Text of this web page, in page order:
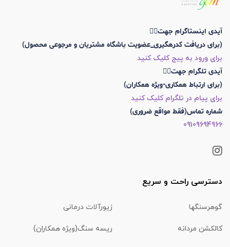
آیدی اینستاگرام جهت👇🏼
(برای دریافت کدرهگیری_عضویت باشگاه مشتریان و مرجوعی محصول)
برای ورود به پیج کلیک کنید
آیدی تلگرام جهت👇🏼
(برای ارتباط همکاری-ویژه همکاران)
برای پیام در تلگرام کلیک کنید
شماره تماس(فقط مواقع ضروری)
09109694966
دسترسی راحت و سریع
گوهرسنگها زیورآلات درمانی
کالکشن مردانه ریسه سنگ(ویژه همکاران)